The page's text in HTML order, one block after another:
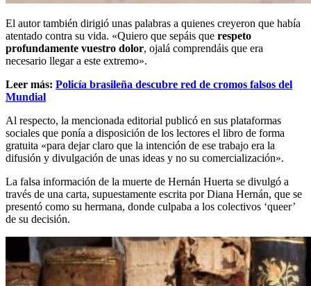
El autor también dirigió unas palabras a quienes creyeron que había
atentado contra su vida. «Quiero que sepáis que respeto
profundamente vuestro dolor, ojalá comprendáis que era
necesario llegar a este extremo».
Leer más: Policía brasileña descubre red de cromos falsos del
Mundial
Al respecto, la mencionada editorial publicó en sus plataformas
sociales que ponía a disposición de los lectores el libro de forma
gratuita «para dejar claro que la intención de ese trabajo era la
difusión y divulgación de unas ideas y no su comercialización».
La falsa información de la muerte de Hernán Huerta se divulgó a
través de una carta, supuestamente escrita por Diana Hernán, que se
presentó como su hermana, donde culpaba a los colectivos ‘queer’
de su decisión.